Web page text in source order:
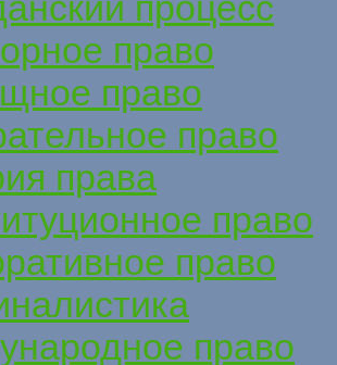
право
право
право
права
право
право
право